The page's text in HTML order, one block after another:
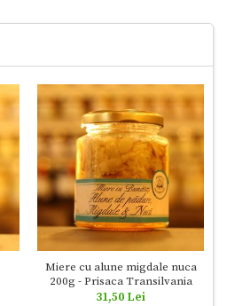
Miere cu alune migdale nuca
200g - Prisaca Transilvania
31,50 Lei